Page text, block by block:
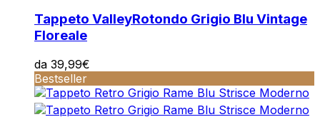
Tappeto ValleyRotondo Grigio Blu Vintage
Floreale
da 39,99€
Bestseller